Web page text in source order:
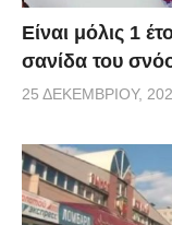
Είναι μόλις 1
σανίδα του
25 ΔΕΚΕΜΒΡΊΟΥ,